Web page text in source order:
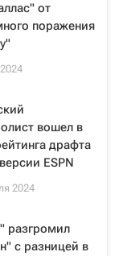
от
поражения
вошел в
драфта
ESPN
2024
разгромил
с разницей в